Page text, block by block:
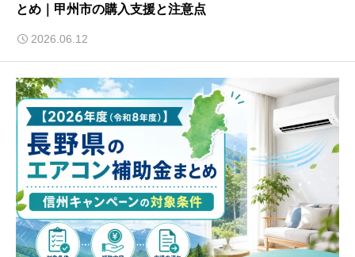
とめ｜甲州市の購入支援と注意点
2026.06.12